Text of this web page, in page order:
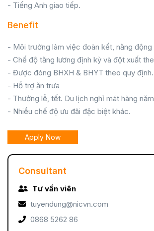
- Tiếng Anh giao tiếp.
Benefit
- Môi trường làm việc đoàn kết, năng động
- Chế độ tăng lương định kỳ và đột xuất
- Được đóng BHXH & BHYT theo quy định.
- Hỗ trợ ăn trưa
- Thưởng lễ, tết. Du lịch nghỉ mát hàng
- Nhiều chế độ ưu đãi đặc biệt khác.
Apply Now
Consultant
Tư vấn viên
tuyendung@nicvn.com
0868 5262 86